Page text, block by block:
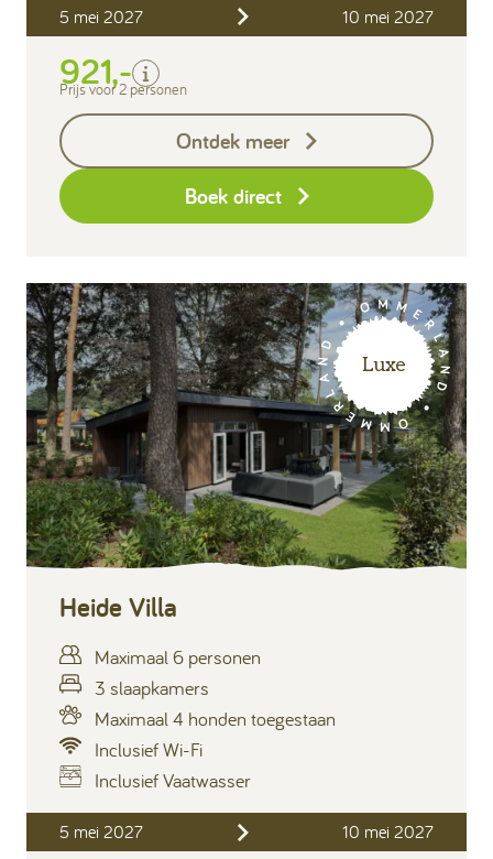
5 mei 2027 10 mei 2027
921,-
Verblijfskosten
Keukendoekenpakket
Eindschoonmaak
Prijs voor 2 personen
Ontdek meer
Boek direct
Luxe
Heide Villa
Maximaal 6 personen
3 slaapkamers
Maximaal 4 honden toegestaan
Inclusief Wi-Fi
Inclusief Vaatwasser
5 mei 2027 10 mei 2027
Inclusief
Verblijfskosten